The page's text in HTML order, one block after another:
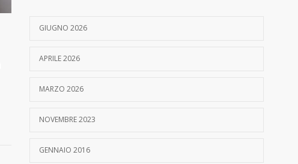
GIUGNO 2026
APRILE 2026
MARZO 2026
NOVEMBRE 2023
GENNAIO 2016